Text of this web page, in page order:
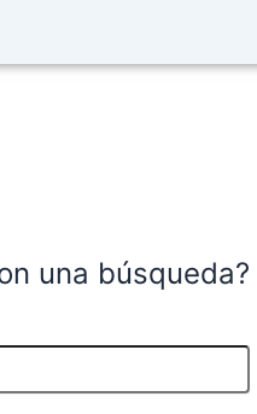
una búsqueda?